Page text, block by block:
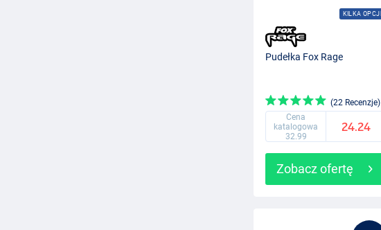
KILKA OPCJI
Pudełka Fox Rage
(22 Recenzje)
Cena
katalogowa
32.99
24.24
Zobacz ofertę